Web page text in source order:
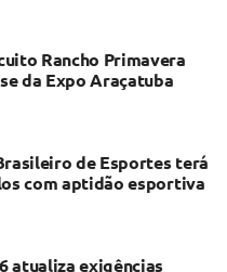
Rancho Primavera
da Expo Araçatuba
de Esportes terá
com aptidão esportiva
atualiza exigências